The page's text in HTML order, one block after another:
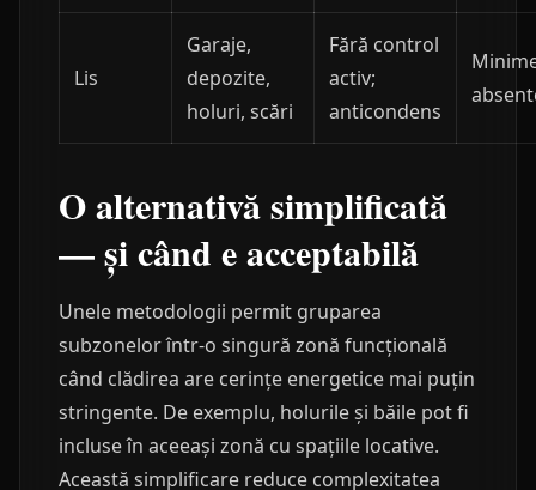
Lis
Garaje,
depozite,
holuri, scări
Fără control
activ;
anticondens
O alternativă simplificată
— și când e acceptabilă
Unele metodologii permit gruparea
subzonelor într-o singură zonă funcțională
când clădirea are cerințe energetice mai puțin
stringente. De exemplu, holurile și băile pot fi
incluse în aceeași zonă cu spațiile locative.
Această simplificare reduce complexitatea